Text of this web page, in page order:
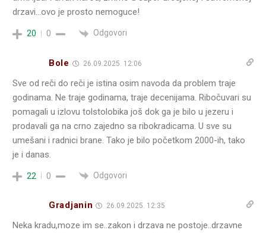
drzavi…ovo je prosto nemoguce!
20 0 Odgovori
Bole 26.09.2025. 12:06
Sve od reči do reči je istina osim navoda da problem traje
godinama. Ne traje godinama, traje decenijama. Ribočuvari su
pomagali u izlovu tolstolobika još dok ga je bilo u jezeru i
prodavali ga na crno zajedno sa ribokradicama. U sve su
umešani i radnici brane. Tako je bilo početkom 2000-ih, tako
je i danas.
22 0 Odgovori
Gradjanin 26.09.2025. 12:35
Neka kradu,moze im se..zakon i drzava ne postoje..drzavne